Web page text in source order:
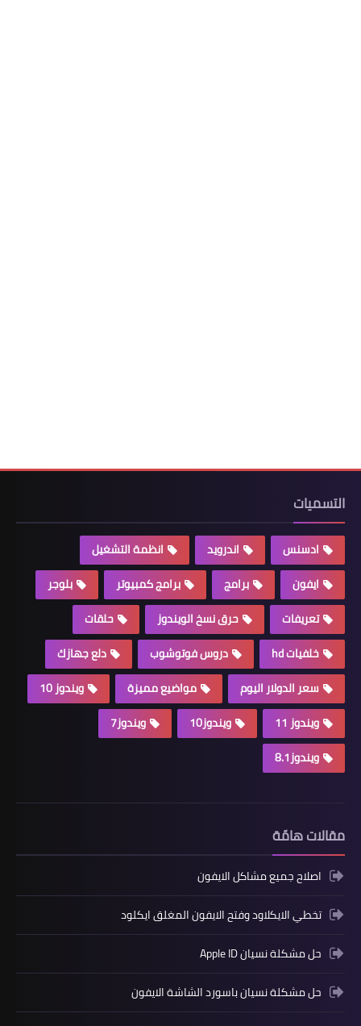
التسميات
ادسنس اندرويد
انظمة التشغيل
ايفون
برامج برامج كمبيوتر
بلوجر
تعريفات
حرق نسخ الويندوز
حلقات
خلفيات hd
دروس فوتوشوب
دلع جهازك
سعر الدولار اليوم
مواضيع مميزة
ويندوز 10
ويندوز 11
ويندوز10
ويندوز7
ويندوز8.1
مقالات هامّة
اصلاح جميع مشاكل الايفون
تخطي الايكلاود وفتح الايفون المغلق ايكلود
حل مشكلة نسيان Apple ID
حل مشكلة نسيان باسورد الشاشة الايفون